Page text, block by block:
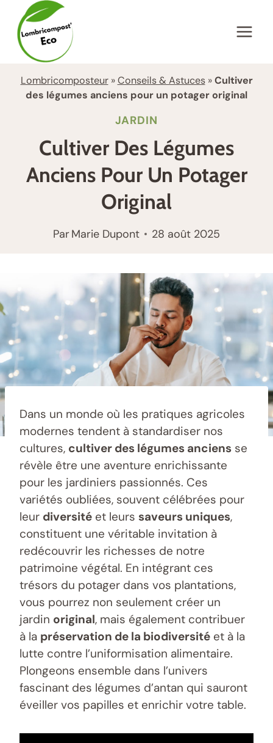
contenu
Lombricomposteur»Conseils & Astuces»Cultiver
des légumes anciens pour un potager original
JARDIN
Cultiver Des Légumes
Anciens Pour Un Potager
Original
ParMarie Dupont 28 août 2025
Dans un monde où les pratiques agricoles
modernes tendent à standardiser nos
cultures, cultiver des légumes anciens se
révèle être une aventure enrichissante
pour les jardiniers passionnés. Ces
variétés oubliées, souvent célébrées pour
leur diversité et leurs saveurs uniques,
constituent une véritable invitation à
redécouvrir les richesses de notre
patrimoine végétal. En intégrant ces
trésors du potager dans vos plantations,
vous pourrez non seulement créer un
jardin original, mais également contribuer
à la préservation de la biodiversité et à la
lutte contre l’uniformisation alimentaire.
Plongeons ensemble dans l’univers
fascinant des légumes d’antan qui sauront
éveiller vos papilles et enrichir votre table.